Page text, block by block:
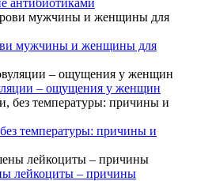
мужчины и женщины для
– ощущения у женщин
температуры: причины и
лейкоциты – причины